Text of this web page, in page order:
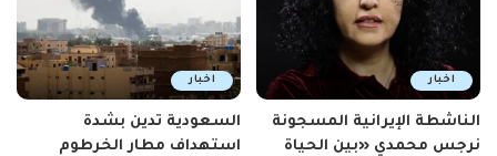
اخبار
الناشطة الإيرانية المسجونة
نرجس محمدي «بين الحياة
اخبار
السعودية تدين بشدة
استهداف مطار الخرطوم